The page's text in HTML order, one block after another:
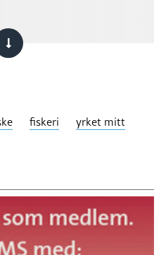
fiskeri yrket mitt